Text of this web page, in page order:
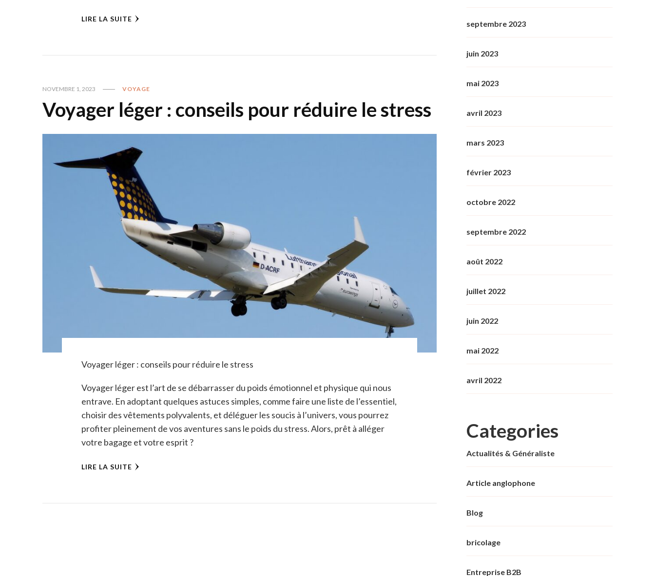
LIRE LA SUITE
NOVEMBRE 1, 2023 VOYAGE
Voyager léger : conseils pour réduire le stress
Voyager léger : conseils pour réduire le stress
Voyager léger est l’art de se débarrasser du poids émotionnel et physique qui nous
entrave. En adoptant quelques astuces simples, comme faire une liste de l’essentiel,
choisir des vêtements polyvalents, et déléguer les soucis à l’univers, vous pourrez
profiter pleinement de vos aventures sans le poids du stress. Alors, prêt à alléger
votre bagage et votre esprit ?
LIRE LA SUITE
septembre 2023
juin 2023
mai 2023
avril 2023
mars 2023
février 2023
octobre 2022
septembre 2022
août 2022
juillet 2022
juin 2022
mai 2022
avril 2022
Categories
Actualités & Généraliste
Article anglophone
Blog
bricolage
Entreprise B2B